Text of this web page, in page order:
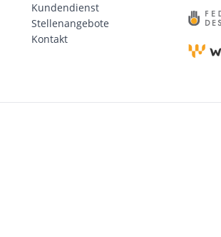
Kundendienst
Stellenangebote
Kontakt